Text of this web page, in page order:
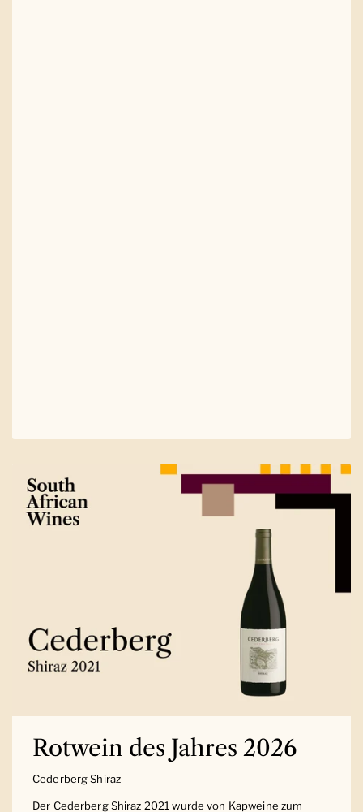
Rotwein des Jahres 2026
Cederberg Shiraz
Der Cederberg Shiraz 2021 wurde von Kapweine zum